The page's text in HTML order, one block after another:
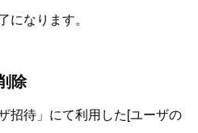
なります。
除
招待」にて利用した[ユーザの